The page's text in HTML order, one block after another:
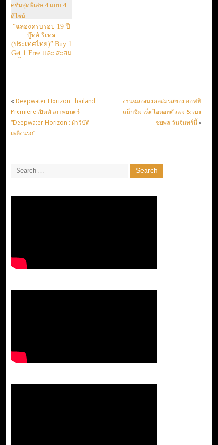
“ฉลองครบรอบ 19 ปี
บู๊ทส์ รีเทล
(ประเทศไทย)” Buy 1
Get 1 Free และ สะสม
« Deepwater Horizon Thailand
Premiere เปิดตัวภาพยนตร์
“Deepwater Horizon : ฝ่าวิบัติ
เพลิงนรก”
งานฉลองมงคลสมรสของ ออฟฟี่
แม็กซิม เน็ตไอดอลตัวแม่ & เบส
ชยพล วันจันทร์นี้»